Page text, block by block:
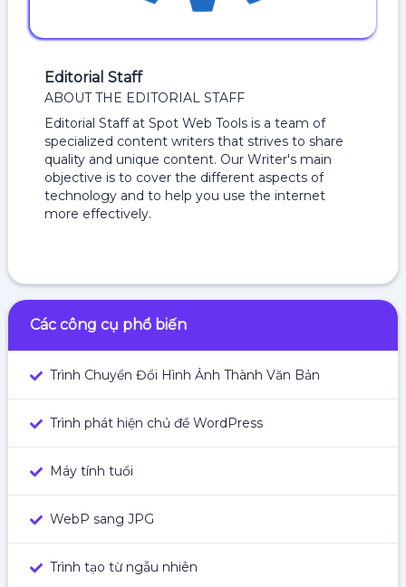
Editorial Staff
ABOUT THE EDITORIAL STAFF
Editorial Staff at Spot Web Tools is a team of
specialized content writers that strives to share
quality and unique content. Our Writer's main
objective is to cover the different aspects of
technology and to help you use the internet
more effectively.
Các công cụ phổ biến
Trình Chuyển Đổi Hình Ảnh Thành Văn Bản
Trình phát hiện chủ đề WordPress
Máy tính tuổi
WebP sang JPG
Trình tạo từ ngẫu nhiên